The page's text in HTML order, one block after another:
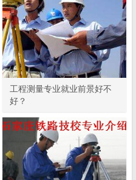
工程测量专业就业前景好不
好？